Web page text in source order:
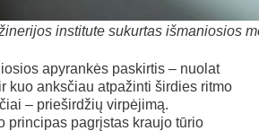
institute sukurtas išmaniosios
apyrankės paskirtis – nuolat
kuo anksčiau atpažinti širdies ritmo
– prieširdžių virpėjimą.
principas pagrįstas kraujo tūrio